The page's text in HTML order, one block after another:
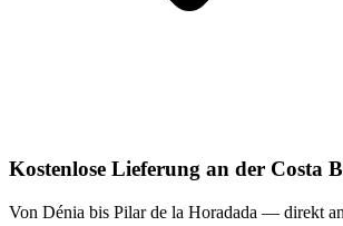
Kostenlose Lieferung an der Costa
Von Dénia bis Pilar de la Horadada — direkt